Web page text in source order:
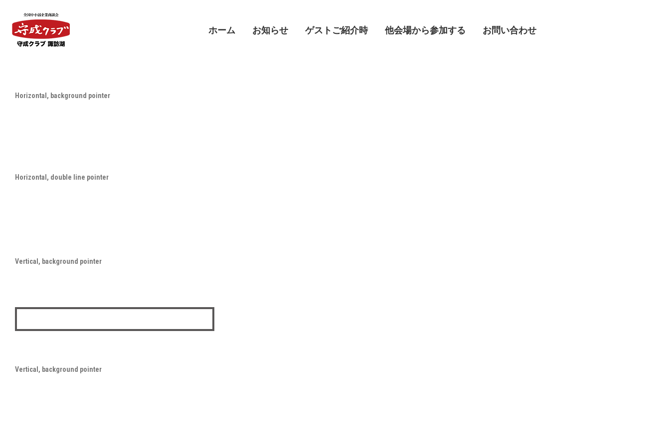
ホーム お知らせ ゲストご紹介時 他会場から参加する お問い合わせ
Horizontal, background pointer
Horizontal, double line pointer
Vertical, background pointer
Vertical, background pointer
ホーム お知らせ ゲストご紹介時 他会場から参加する お問い合わせ